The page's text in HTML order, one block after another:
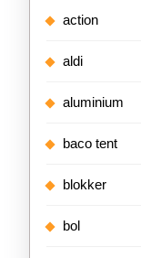
action
aldi
aluminium
baco tent
blokker
bol